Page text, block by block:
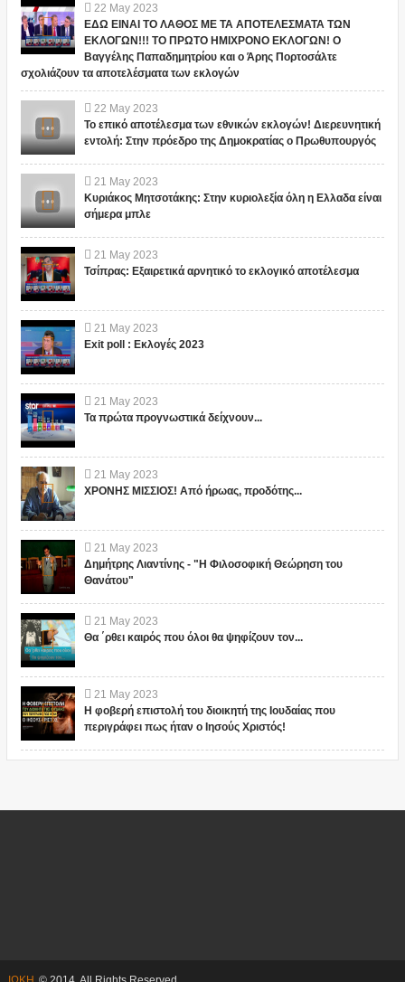
22 May 2023
ΕΔΩ ΕΙΝΑΙ ΤΟ ΛΑΘΟΣ ΜΕ ΤΑ ΑΠΟΤΕΛΕΣΜΑΤΑ ΤΩΝ
ΕΚΛΟΓΩΝ!!! ΤΟ ΠΡΩΤΟ ΗΜΙΧΡΟΝΟ ΕΚΛΟΓΩΝ! Ο
Βαγγέλης Παπαδημητρίου και ο Άρης Πορτοσάλτε
σχολιάζουν τα αποτελέσματα των εκλογών
22 May 2023
Το επικό αποτέλεσμα των εθνικών εκλογών! Διερευνητική
εντολή: Στην πρόεδρο της Δημοκρατίας ο Πρωθυπουργός
21 May 2023
Κυριάκος Μητσοτάκης: Στην κυριολεξία όλη η Ελλαδα είναι
σήμερα μπλε
21 May 2023
Τσίπρας: Εξαιρετικά αρνητικό το εκλογικό αποτέλεσμα
21 May 2023
Exit poll : Εκλογές 2023
21 May 2023
Τα πρώτα προγνωστικά δείχνουν...
21 May 2023
ΧΡΟΝΗΣ ΜΙΣΣΙΟΣ! Από ήρωας, προδότης...
21 May 2023
Δημήτρης Λιαντίνης - "Η Φιλοσοφική Θεώρηση του
Θανάτου"
21 May 2023
Θα ΄ρθει καιρός που όλοι θα ψηφίζουν τον...
21 May 2023
Η φοβερή επιστολή του διοικητή της Ιουδαίας που
περιγράφει πως ήταν ο Ιησούς Χριστός!